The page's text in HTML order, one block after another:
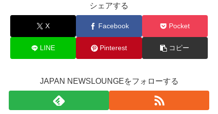
シェアする
X Facebook Pocket
LINE Pinterest コピー
JAPAN NEWSLOUNGEをフォローする